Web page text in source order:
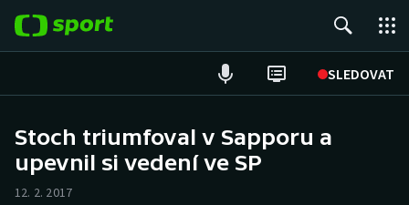
SLEDOVAT
Hokej
Stoch triumfoval v Sapporu a
upevnil si vedení ve SP
12. 2. 2017